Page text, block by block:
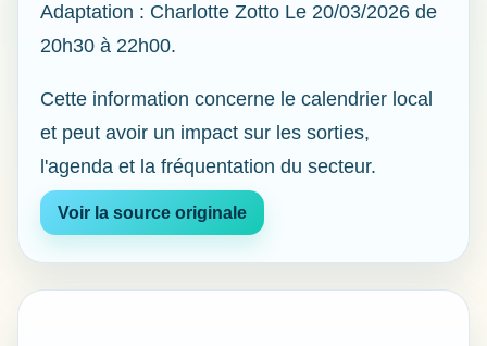
Adaptation : Charlotte Zotto Le 20/03/2026 de
20h30 à 22h00.
Cette information concerne le calendrier local
et peut avoir un impact sur les sorties,
l'agenda et la fréquentation du secteur.
Voir la source originale